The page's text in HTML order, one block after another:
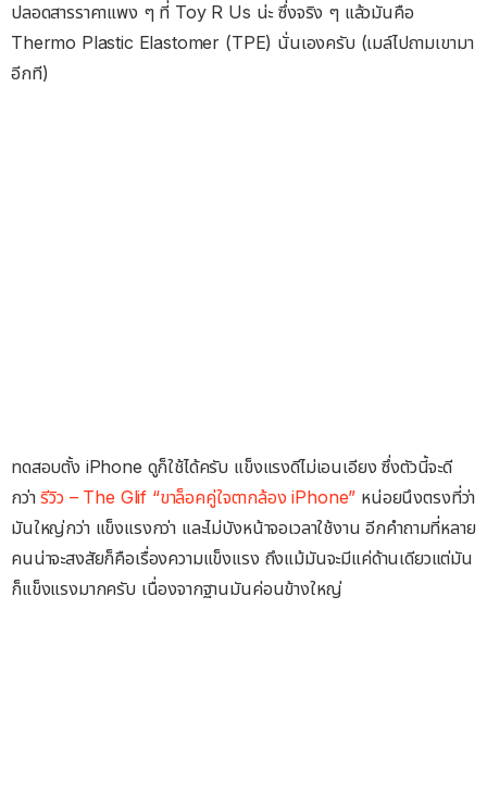
ปลอดสารราคาแพง ๆ ที่ Toy R Us น่ะ ซึ่งจริง ๆ แล้วมันคือ
Thermo Plastic Elastomer (TPE) นั่นเองครับ (เมล์ไปถามเขามา
อีกที)
ทดสอบตั้ง iPhone ดูก็ใช้ได้ครับ แข็งแรงดีไม่เอนเอียง ซึ่งตัวนี้จะดี
กว่ารีวิว – The Glif “ขาล็อคคู่ใจตากล้อง iPhone” หน่อยนึงตรงที่ว่า
มันใหญ่กว่า แข็งแรงกว่า และไม่บังหน้าจอเวลาใช้งาน อีกคำถามที่หลาย
คนน่าจะสงสัยก็คือเรื่องความแข็งแรง ถึงแม้มันจะมีแค่ด้านเดียวแต่มัน
ก็แข็งแรงมากครับ เนื่องจากฐานมันค่อนข้างใหญ่